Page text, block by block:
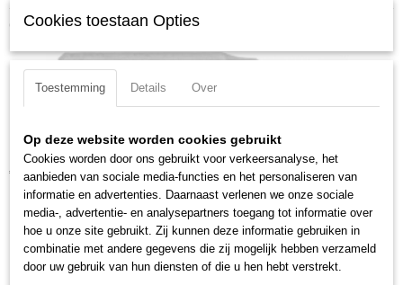
Productcode
EAN code
Productcode leverancier
Ook interessant
Kraftwerk 306012 Bit inbus 5/16" 12mm
€ 4,28
Cookies toestaan Opties
Toestemming Details Over
Op deze website worden cookies gebruikt
Cookies worden door ons gebruikt voor verkeersanalyse, het
aanbieden van sociale media-functies en het personaliseren van
informatie en advertenties. Daarnaast verlenen we onze sociale
media-, advertentie- en analysepartners toegang tot informatie over
hoe u onze site gebruikt. Zij kunnen deze informatie gebruiken in
combinatie met andere gegevens die zij mogelijk hebben verzameld
door uw gebruik van hun diensten of die u hen hebt verstrekt.